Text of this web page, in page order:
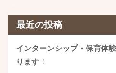
最近の投稿
インターンシップ・保育体
ります！